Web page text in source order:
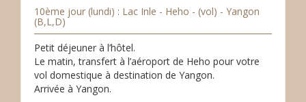
10ème jour (lundi) : Lac Inle - Heho - (vol) - Yangon
(B,L,D)
Petit déjeuner à l’hôtel.
Le matin, transfert à l’aéroport de Heho pour votre
vol domestique à destination de Yangon.
Arrivée à Yangon.